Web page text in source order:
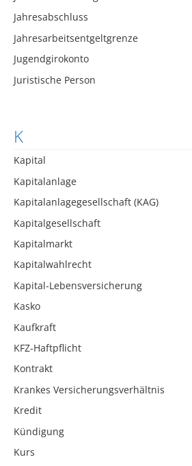
Jahresabschluss
Jahresarbeitsentgeltgrenze
Jugendgirokonto
Juristische Person
K
Kapital
Kapitalanlage
Kapitalanlagegesellschaft (KAG)
Kapitalgesellschaft
Kapitalmarkt
Kapitalwahlrecht
Kapital-Lebensversicherung
Kasko
Kaufkraft
KFZ-Haftpflicht
Kontrakt
Krankes Versicherungsverhältnis
Kredit
Kündigung
Kurs